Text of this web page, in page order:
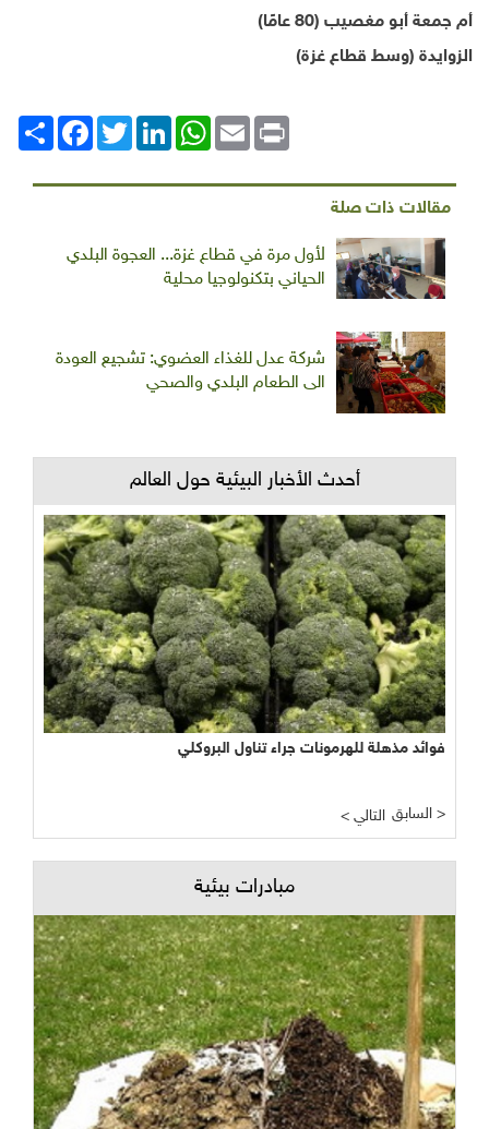
أم جمعة أبو مغصيب (80 عامًا)
الزوايدة (وسط قطاع غزة)
انشر
FacebookTwitterLinkedIn
WhatsAppEmail Print
مقالات ذات صلة
لأول مرة في قطاع غزة... العجوة البلدي
الحياني بتكنولوجيا محلية
شركة عدل للغذاء العضوي: تشجيع العودة
الى الطعام البلدي والصحي
أحدث الأخبار البيئية حول العالم
فوائد مذهلة للهرمونات جراء تناول البروكلي
< التالي السابق >
مبادرات بيئية